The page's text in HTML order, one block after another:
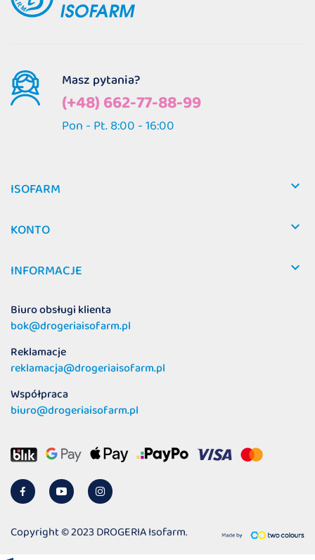
Masz pytania?
(+48) 662-77-88-99
Pon - Pt. 8:00 - 16:00
ISOFARM 
KONTO 
INFORMACJE 
Biuro obsługi klienta
bok@drogeriaisofarm.pl
Reklamacje
reklamacja@drogeriaisofarm.pl
Współpraca
biuro@drogeriaisofarm.pl
Copyright © 2023 DROGERIA Isofarm.